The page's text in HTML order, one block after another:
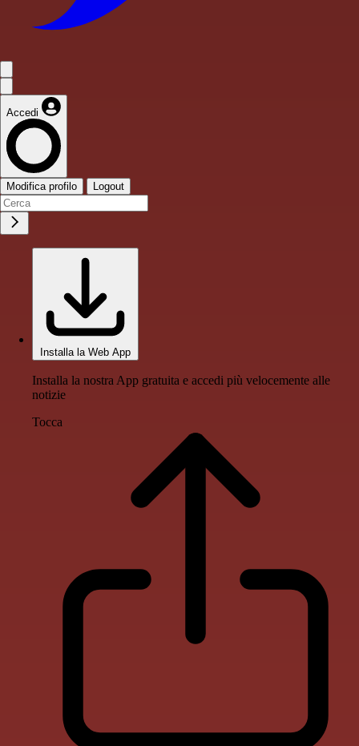
Accedi
Modifica profilo Logout
Installa la Web App
Installa la nostra App gratuita e accedi più velocemente alle
notizie
Tocca